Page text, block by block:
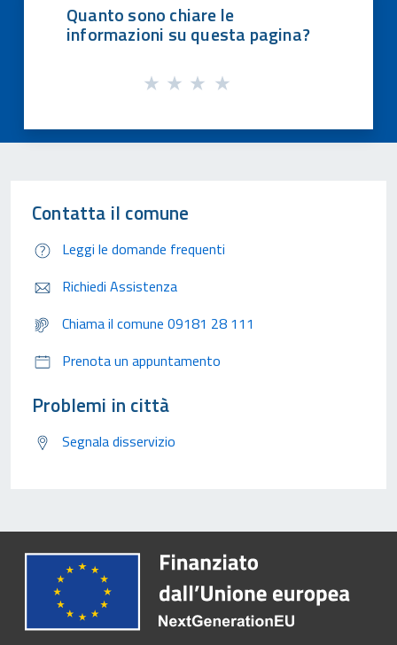
Quanto sono chiare le
informazioni su questa pagina?
Contatta il comune
Leggi le domande frequenti
Richiedi Assistenza
Chiama il comune 09181 28 111
Prenota un appuntamento
Problemi in città
Segnala disservizio